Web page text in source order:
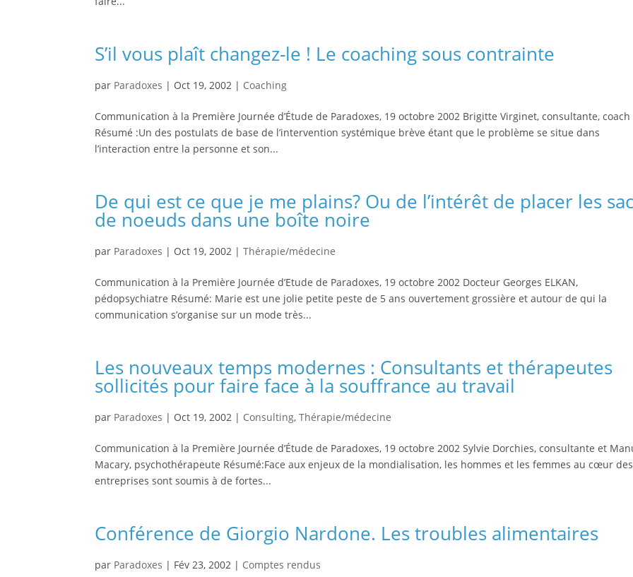
S’il vous plaît changez-le ! Le coaching sous contrainte
par Paradoxes | Oct 19, 2002 | Coaching
Communication à la Première Journée d’Étude de Paradoxes, 19 octobre 2002 Brigitte Virginet, consultante, coach
Résumé :Un des postulats de base de l’intervention systémique brève étant que le problème se situe dans
l’interaction entre la personne et son...
De qui est ce que je me plains? Ou de l’intérêt de placer les
de noeuds dans une boîte noire
par Paradoxes | Oct 19, 2002 |Thérapie/médecine
Communication à la Première Journée d’Etude de Paradoxes, 19 octobre 2002 Docteur Georges ELKAN,
pédopsychiatre Résumé: Marie est une jolie petite peste de 5 ans ouvertement grossière et autour de qui la
communication s’organise sur un mode très...
Les nouveaux temps modernes : Consultants et thérapeutes
sollicités pour faire face à la souffrance au travail
par Paradoxes | Oct 19, 2002 | Consulting,Thérapie/médecine
Communication à la Première Journée d’Étude de Paradoxes, 19 octobre 2002 Sylvie Dorchies, consultante et
Macary, psychothérapeute Résumé:Face aux enjeux de la mondialisation, les hommes et les femmes au cœur des
entreprises sont soumis à de fortes...
Conférence de Giorgio Nardone. Les troubles alimentaires
par Paradoxes | Fév 23, 2002 | Comptes rendus